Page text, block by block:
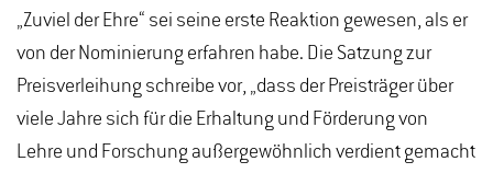
„Zuviel der Ehre“ sei seine erste Reaktion gewesen, als er
von der Nominierung erfahren habe. Die Satzung zur
Preisverleihung schreibe vor, „dass der Preisträger über
viele Jahre sich für die Erhaltung und Förderung von
Lehre und Forschung außergewöhnlich verdient gemacht